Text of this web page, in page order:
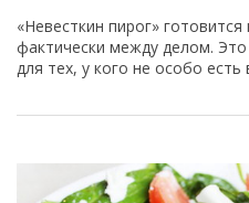
«Невесткин пирог»
фактически между делом.
для тех, у кого не особо есть